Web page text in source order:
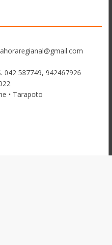
042 587749, 942467926
• Tarapoto